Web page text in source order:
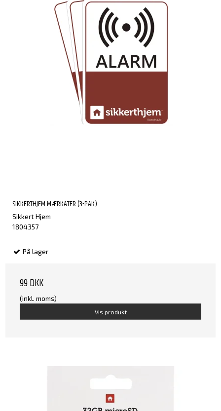
SIKKERTHJEM MÆRKATER (3-PAK)
Sikkert Hjem
1804357
På lager
99 DKK
(inkl. moms)
Vis produkt